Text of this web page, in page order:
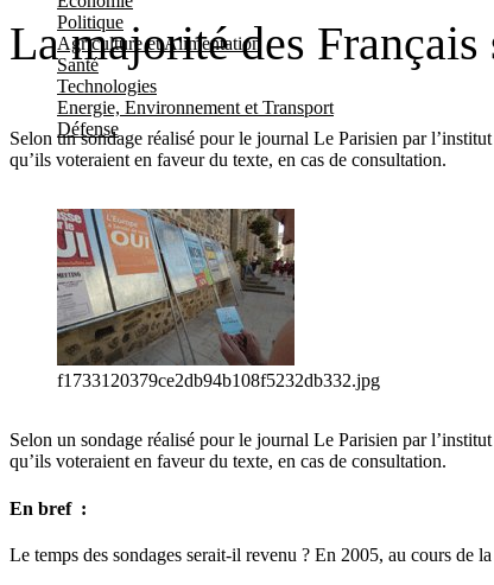
Politique
Agriculture et Alimentation
Santé
Technologies
Energie, Environnement et Transport
Défense
La majorité des
Selon un sondage réalisé pour le journal Le Parisien par
qu’ils voteraient en faveur du texte, en cas de consultation.
f1733120379ce2db94b108f5232db332.jpg
Selon un sondage réalisé pour le journal Le Parisien par
qu’ils voteraient en faveur du texte, en cas de consultation.
En bref :
Le temps des sondages serait-il revenu ? En 2005, au cours de